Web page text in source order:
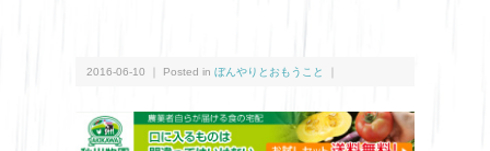
2016-06-10 ｜ Posted in ぼんやりとおもうこと